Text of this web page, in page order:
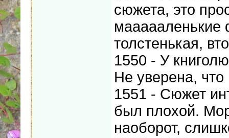
сюжета, это
маааааленькие
толстенькая,
1550 - У
Не уверена,
1551 - Сюжет
был плохой.
наоборот,